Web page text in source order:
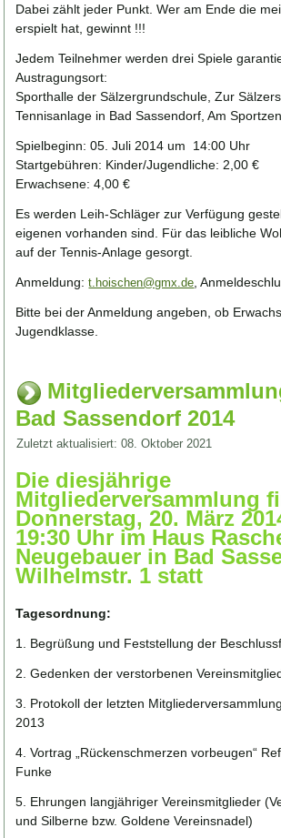
Dabei zählt jeder Punkt. Wer am Ende die
erspielt hat, gewinnt !!!
Jedem Teilnehmer werden drei Spiele
Austragungsort:
Sporthalle der Sälzergrundschule, Zur
Tennisanlage in Bad Sassendorf, Am
Spielbeginn: 05. Juli 2014 um 14:00 Uhr
Startgebühren: Kinder/Jugendliche: 2,00 €
Erwachsene: 4,00 €
Es werden Leih-Schläger zur Verfügung
eigenen vorhanden sind. Für das leibliche
auf der Tennis-Anlage gesorgt.
Anmeldung:t.hoischen@gmx.de ,
Bitte bei der Anmeldung angeben, ob
Jugendklasse.
Bad Sassendorf 2014
Zuletzt aktualisiert: 08. Oktober 2021
Die diesjährige
Mitgliederversammlung
Donnerstag, 20. März
19:30 Uhr im Haus
Neugebauer in Bad
Wilhelmstr. 1 statt
Tagesordnung:
1. Begrüßung und Feststellung der
2. Gedenken der verstorbenen
3. Protokoll der letzten
2013
4. Vortrag „Rückenschmerzen vorbeugen“
Funke
5. Ehrungen langjähriger Vereinsmitglieder
und Silberne bzw. Goldene Vereinsnadel)